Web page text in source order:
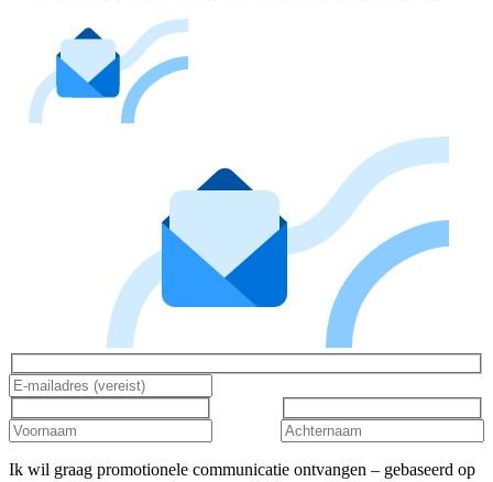
Ik wil graag promotionele communicatie ontvangen – gebaseerd op